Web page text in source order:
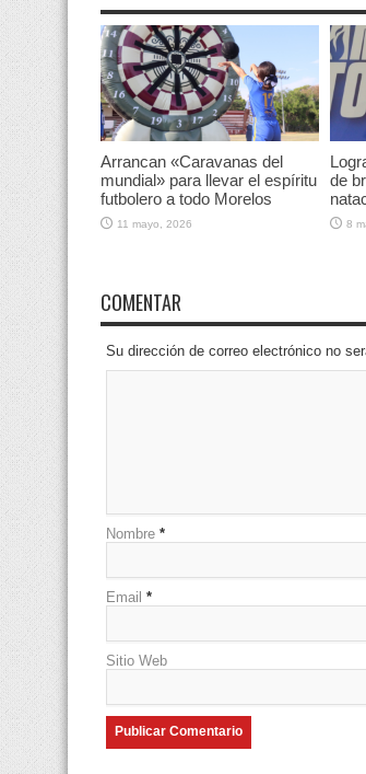
Arrancan «Caravanas del
mundial» para llevar el espíritu
futbolero a todo Morelos
11 mayo, 2026
de
8
COMENTAR
Su dirección de correo electrónico no
Nombre *
Email *
Sitio Web